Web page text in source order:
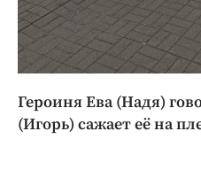
Героиня Ева (Надя)
(Игорь) сажает её на